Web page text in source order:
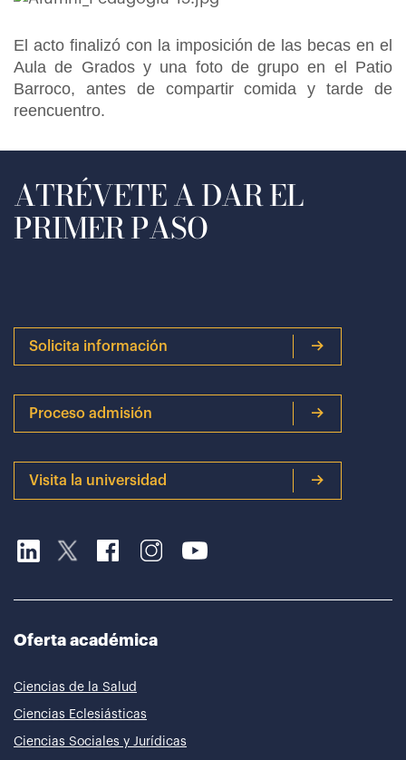
El acto finalizó con la imposición de las becas en el
Aula de Grados y una foto de grupo en el Patio
Barroco, antes de compartir comida y tarde de
reencuentro.
ATRÉVETE A DAR EL
PRIMER PASO
Solicita información
Proceso admisión
Visita la universidad
Oferta académica
Ciencias de la Salud
Ciencias Eclesiásticas
Ciencias Sociales y Jurídicas